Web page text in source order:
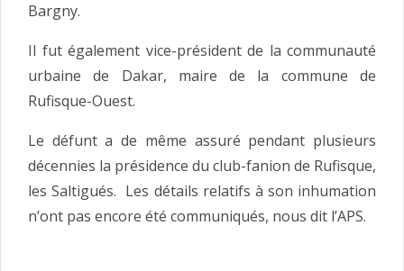
Bargny.
Il fut également vice-président de la communauté
urbaine de Dakar, maire de la commune de
Rufisque-Ouest.
Le défunt a de même assuré pendant plusieurs
décennies la présidence du club-fanion de Rufisque,
les Saltigués. Les détails relatifs à son inhumation
n’ont pas encore été communiqués, nous dit l’APS.